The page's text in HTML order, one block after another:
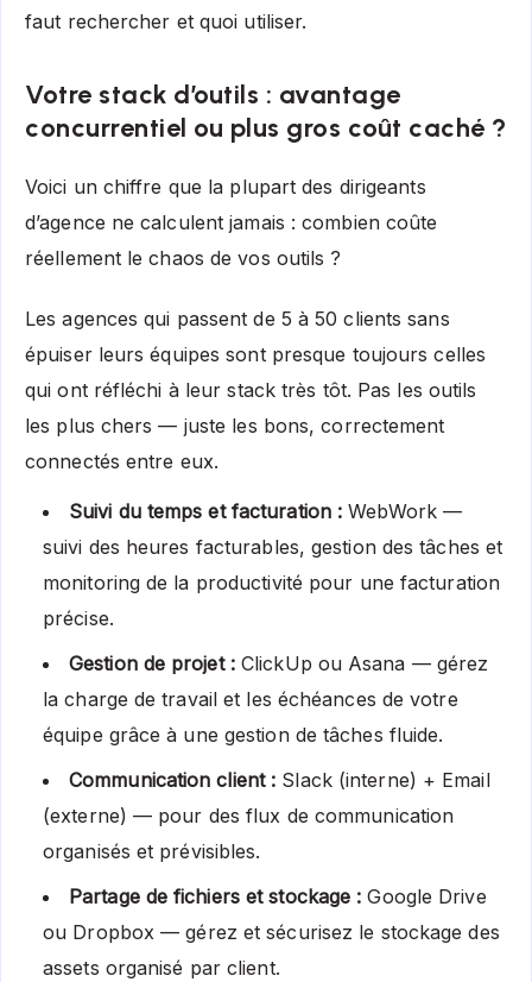
faut rechercher et quoi utiliser.
Votre stack d’outils : avantage
concurrentiel ou plus gros coût caché ?
Voici un chiffre que la plupart des dirigeants
d’agence ne calculent jamais : combien coûte
réellement le chaos de vos outils ?
Les agences qui passent de 5 à 50 clients sans
épuiser leurs équipes sont presque toujours celles
qui ont réfléchi à leur stack très tôt. Pas les outils
les plus chers — juste les bons, correctement
connectés entre eux.
Suivi du temps et facturation :WebWork —
suivi des heures facturables, gestion des tâches et
monitoring de la productivité pour une facturation
précise.
Gestion de projet : ClickUp ou Asana — gérez
la charge de travail et les échéances de votre
équipe grâce à une gestion de tâches fluide.
Communication client : Slack (interne) + Email
(externe) — pour des flux de communication
organisés et prévisibles.
Partage de fichiers et stockage :Google Drive
ou Dropbox — gérez et sécurisez le stockage des
assets organisé par client.